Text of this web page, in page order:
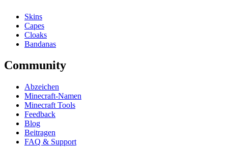
Skins
Capes
Cloaks
Bandanas
Community
Abzeichen
Minecraft-Namen
Minecraft Tools
Feedback
Blog
Beitragen
FAQ & Support